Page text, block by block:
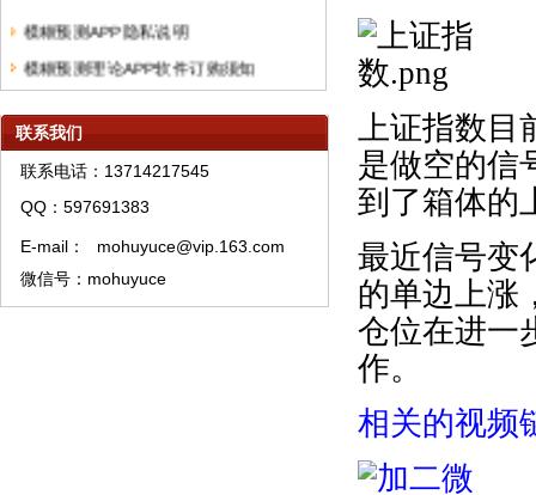
模糊预测APP隐私说明
模糊预测理论APP软件订购须知
模糊预测理论短线快频手稿
模糊预测系统中线股票精选
模糊预测理论资产管理须知
模糊预测理论特训须知
模糊预测系统培训教材购买须知
模糊预测APP软件A类权限代理销售流程
联系我们
联系电话：13714217545
QQ：597691383
E-mail：
mohuyuce@vip.163.com
微信号：mohuyuce
上证指数目
是做空的信
到了箱体的
最近信号变
的单边上涨
仓位在进一
作。
相关的视频